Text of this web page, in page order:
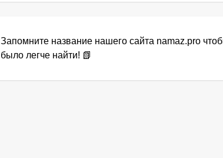
Запомните название нашего сайта namaz.pro
было легче найти! 📗